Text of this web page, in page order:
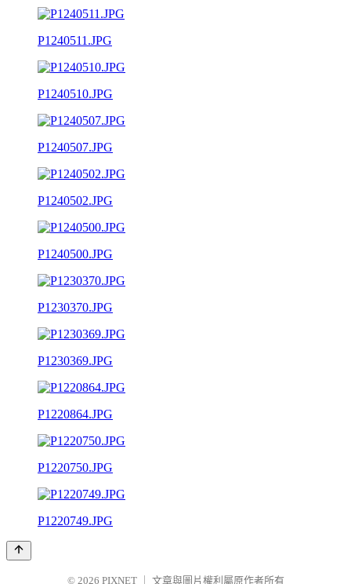
P1240511.JPG
P1240510.JPG
P1240507.JPG
P1240502.JPG
P1240500.JPG
P1230370.JPG
P1230369.JPG
P1220864.JPG
P1220750.JPG
P1220749.JPG
© 2026 PIXNET 文章與圖片權利屬原作者所有